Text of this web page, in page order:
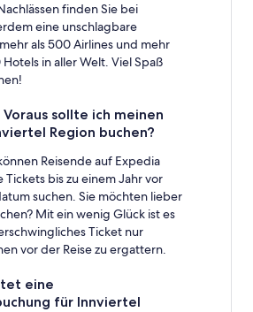
finden Sie bei
eine unschlagbare
als 500 Airlines und mehr
in aller Welt. Viel Spaß
sollte ich meinen
Region buchen?
Reisende auf Expedia
Tickets bis zu einem Jahr vor
suchen. Sie möchten lieber
Mit ein wenig Glück ist es
Ticket nur
vor der Reise zu ergattern.
eine
für Innviertel